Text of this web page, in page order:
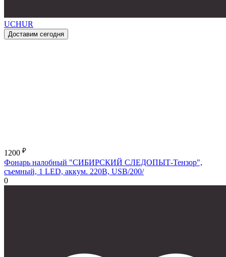
UCHUR
Доставим сегодня
1200 ₽
Фонарь налобный "СИБИРСКИЙ СЛЕДОПЫТ-Тензор",
съемный, 1 LED, аккум. 220В, USB/200/
0